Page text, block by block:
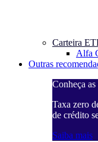
Carteira
Alfa
Outras
Conheça
Taxa zero
de crédito
Saiba mais